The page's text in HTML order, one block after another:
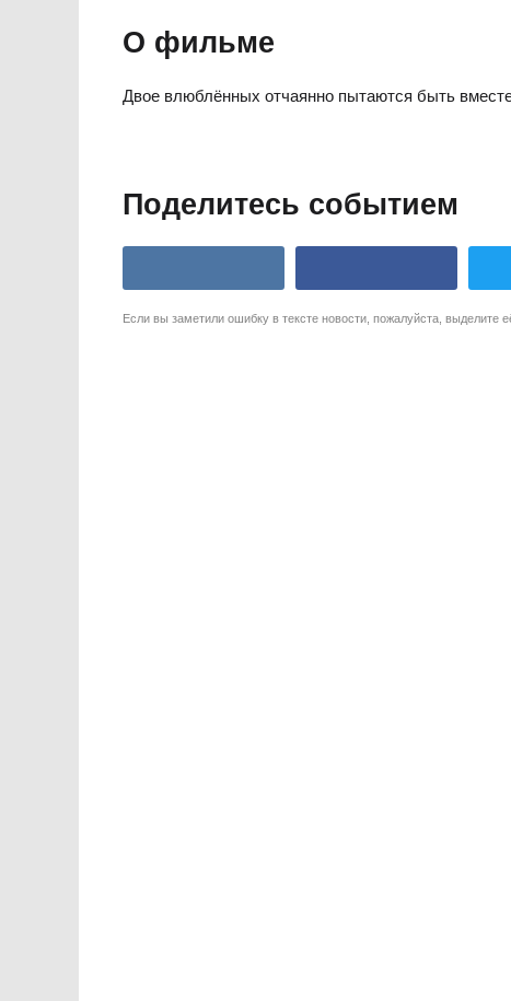
О фильме
Двое влюблённых отчаянно пытаются быть
Поделитесь событием
Если вы заметили ошибку в тексте новости, пожалуйста, выделите